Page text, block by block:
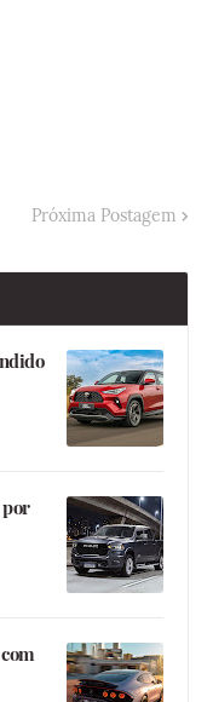
Próxima Postagem
por